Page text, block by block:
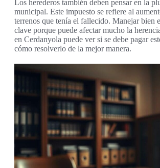
Los herederos también deben pensar en la
municipal. Este impuesto se refiere al
terrenos que tenía el fallecido. Manejar bien
clave porque puede afectar mucho la
en Cerdanyola puede ver si se debe pagar
cómo resolverlo de la mejor manera.